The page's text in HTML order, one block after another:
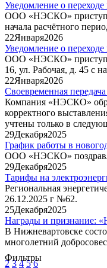
Уведомление о
ООО «НЭСКО»
начала расчётного
22Января2026
Уведомление о
ООО «НЭСКО»
16, ул. Рабочая, д. 45 с
22Января2026
Своевременная
Компания «НЭСКО»
корректного
учтены только в
29Декабря2025
График работы в
ООО «НЭСКО»
29Декабря2025
Тарифы на
Региональная
26.12.2025 г №62.
25Декабря2025
Награды и признание:
В Нижневартовске
многолетний
2 3 4 5 6
Фильтры